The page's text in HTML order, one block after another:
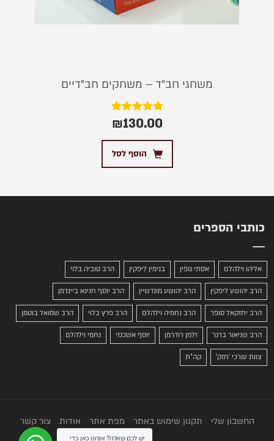
משחגי חב”ד – משחקים חב"דיים
דורג
5.00
מתוך 5
₪130.00
הוסף לסל
כותבי הספרים
אליהו וילהלם אסתי גופין בנימין ליפקין הרב טוביה בלוי
הרב יהושע ליפקין הרב יהושע מונדשיין הרב יוסף חנינא ביינדמן
הרב יחזקאל סופר הרב נחמיה וילהלם הרב פרץ בלוי הרב שמואל בוטמן
הרב שניאור ברגר זלמן רודרמן יוסף אשכנזי נחמי וילהלם
צוות עורכי 'חזק' קה"ת
החשבון שלי תקנון שימוש באתר מפת אתר אודות צור קשר
יש לכם שאלה? אנחנו כאן כדי